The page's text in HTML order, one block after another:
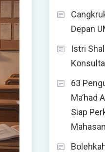
Depan
Istri
63
Ma’had
Siap